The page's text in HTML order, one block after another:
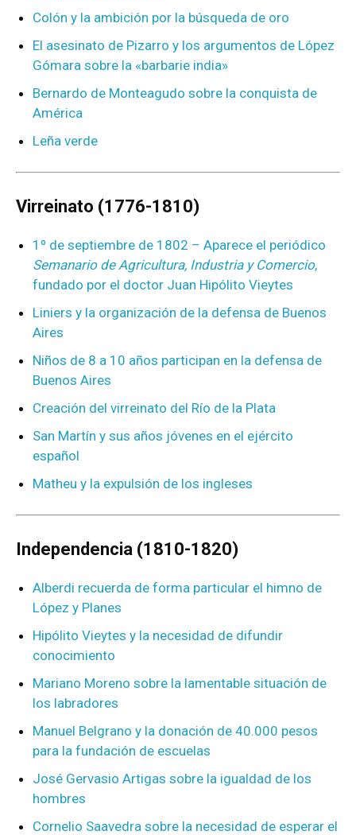
Colón y la ambición por la búsqueda de oro
El asesinato de Pizarro y los argumentos de López
Gómara sobre la «barbarie india»
Bernardo de Monteagudo sobre la conquista de
América
Leña verde
Virreinato (1776-1810)
1º de septiembre de 1802 – Aparece el periódico
Semanario de Agricultura, Industria y Comercio,
fundado por el doctor Juan Hipólito Vieytes
Liniers y la organización de la defensa de Buenos
Aires
Niños de 8 a 10 años participan en la defensa de
Buenos Aires
Creación del virreinato del Río de la Plata
San Martín y sus años jóvenes en el ejército
español
Matheu y la expulsión de los ingleses
Independencia (1810-1820)
Alberdi recuerda de forma particular el himno de
López y Planes
Hipólito Vieytes y la necesidad de difundir
conocimiento
Mariano Moreno sobre la lamentable situación de
los labradores
Manuel Belgrano y la donación de 40.000 pesos
para la fundación de escuelas
José Gervasio Artigas sobre la igualdad de los
hombres
Cornelio Saavedra sobre la necesidad de esperar el